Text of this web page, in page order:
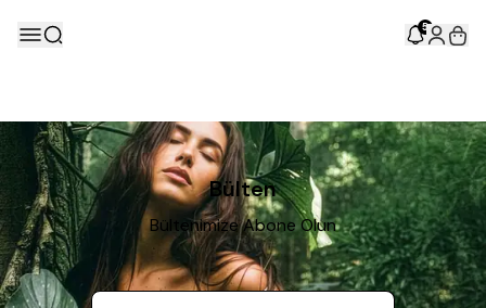
5
Bülten
Bültenimize Abone Olun